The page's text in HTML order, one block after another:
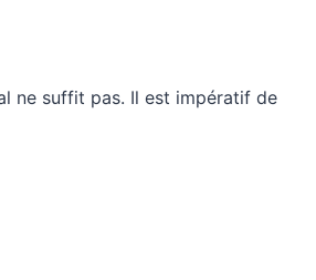
ne suffit pas. Il est impératif de